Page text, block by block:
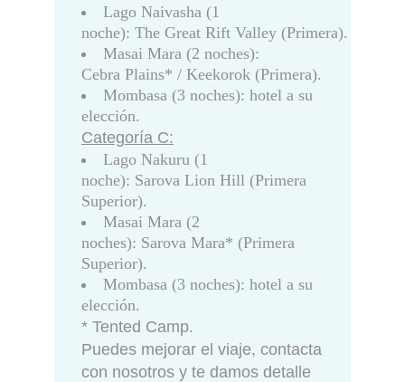
Lago Naivasha (1
noche): The Great Rift Valley (Primera).
Masai Mara (2 noches):
Cebra Plains* / Keekorok (Primera).
Mombasa (3 noches): hotel a su
elección.
Categoría C:
Lago Nakuru (1
noche): Sarova Lion Hill (Primera
Superior).
Masai Mara (2
noches): Sarova Mara* (Primera
Superior).
Mombasa (3 noches): hotel a su
elección.
* Tented Camp.
Puedes mejorar el viaje, contacta
con nosotros y te damos detalle